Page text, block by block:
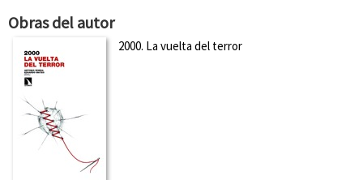
Obras del autor
2000. La vuelta del terror